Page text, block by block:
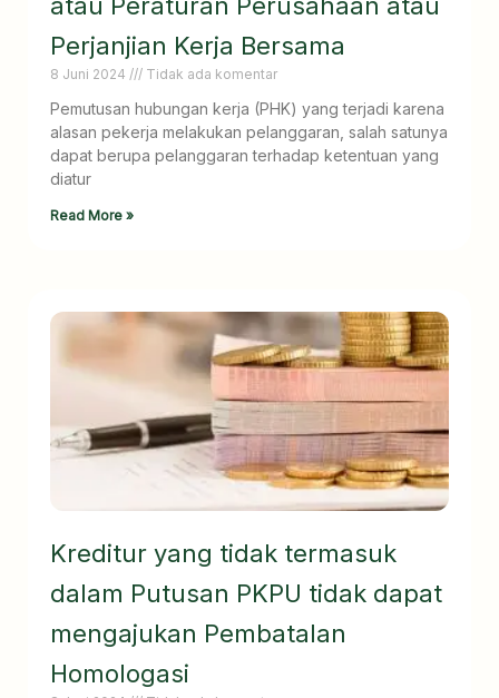
atau Peraturan Perusahaan atau
Perjanjian Kerja Bersama
8 Juni 2024 Tidak ada komentar
Pemutusan hubungan kerja (PHK) yang terjadi karena
alasan pekerja melakukan pelanggaran, salah satunya
dapat berupa pelanggaran terhadap ketentuan yang
diatur
Read More »
Kreditur yang tidak termasuk
dalam Putusan PKPU tidak dapat
mengajukan Pembatalan
Homologasi